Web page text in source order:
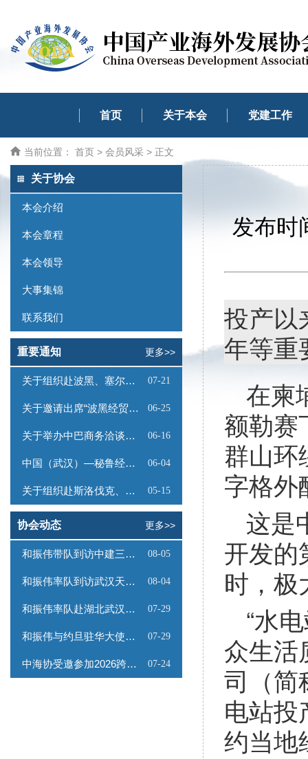
首页 关于本会 党建工作
当前位置： 首页 > 会员风采 > 正文
关于协会
本会介绍
本会章程
本会领导
大事集锦
联系我们
重要通知 更多>>
关于组织赴波黑、塞尔维亚商务考察的函 07-21
关于邀请出席“波黑经贸投资推介会”的函 06-25
关于举办中巴商务洽谈会的通知 06-16
中国（武汉）—秘鲁经贸合作推介会邀请函 06-04
关于组织赴斯洛伐克、奥地利商务考察的函 05-15
协会动态 更多>>
和振伟带队到访中建三局数字工程有限公司 08-05
和振伟率队到访武汉天源集团 08-04
和振伟率队赴湖北武汉调研 07-29
和振伟与约旦驻华大使会谈 07-29
中海协受邀参加2026跨境能源矿产出海专题路演会 07-24
发布时
投产以
年等重
在柬
额勒赛
群山环
字格外
这是
开发的
时，极
“水
众生活
司（简
电站投
约当地